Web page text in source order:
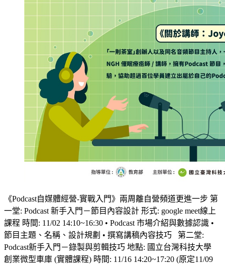
《Podcast自媒體經營-實戰入門》兩周離自營頻道更進一步 第
一堂: Podcast 新手入門－節目內容設計 形式: google meet線上
課程 時間: 11/02 14:10~16:30 • Podcast 市場介紹與數據認識 •
節目主題、名稱、設計規劃 • 撰寫講稿內容技巧 第二堂:
Podcast新手入門－錄製與剪輯技巧 地點: 國立台灣科技大學
創業微型車庫 (實體課程) 時間: 11/16 14:20~17:20 (原定11/09